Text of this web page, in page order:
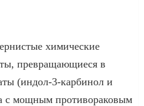
химические
превращающиеся в
(индол-3-карбинол и
с мощным противораковым